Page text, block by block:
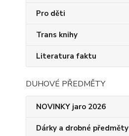
Pro děti
Trans knihy
Literatura faktu
DUHOVÉ PŘEDMĚTY
NOVINKY jaro 2026
Dárky a drobné předměty